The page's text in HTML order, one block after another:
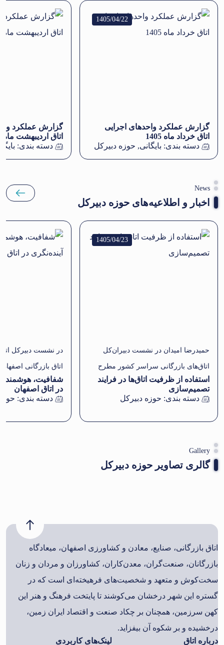
1405/04/22
گزارش عملکرد واحدهای اجرایی
اتاق خرداد ماه 1405
دسته بندی: بایگانی, حوزه دبیرکل
گزارش عملکرد
اتاق اردیبهشت ماه 1405
دسته بندی:
News
اخبار و اطلاعیه‌های حوزه دبیرکل
1405/04/23
حمیدرضا امیدان در نشست دبیران‌کل
اتاق‌های بازرگانی سراسر کشور مطرح
کرد
استفاده از ظرفیت اتاق‌ها در فرایند
تصمیم‌سازی
دسته بندی: حوزه دبیرکل
در نشست دبیرکل اتاق
اتاق بازرگانی
شفافیت،
در اتاق اصفهان
دسته بندی:
Gallery
گالری تصاویر حوزه دبیرکل
اتاق بازرگانی، صنایع، معادن و کشاورزی اصفهان، میعادگاه
بازرگانان، صنعت‌گران، معدن‌کاران، کشاورزان و مردان و زنان
سخت‌کوش و متعهد و شخصیت‌های فرهیخته‌ای است که در
گستره این شهر درخشان می‌کوشند تا پایتخت فرهنگ و هنر این
کهن سرزمین، همچنان بر چکاد صنعت و اقتصاد ایران زمین،
درخشیده و بر شکوه آن بیفزاید.
درباره اتاق
لینک‌های کاربردی